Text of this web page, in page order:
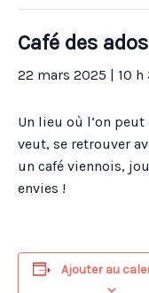
Café des ados
22 mars 2025 | 10 h
Un lieu où l’on
veut, se retrouver
un café viennois,
envies !
Ajouter au